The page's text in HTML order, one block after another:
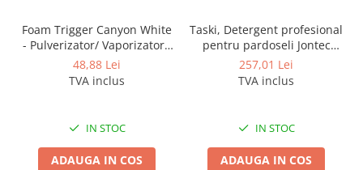
Lavete profesionale
Mopuri Profesionale
Racleta, perii pardoseala
Sisteme, ustensile spalat
Produse hoteliere
Foam Trigger Canyon White
- Pulverizator/ Vaporizator /
Declansator spuma, 5L
48,88 Lei
TVA inclus
IN STOC
ADAUGA IN COS
Taski, Detergent profesional
pentru pardoseli Jontec
Forward, 5L
257,01 Lei
TVA inclus
IN STOC
ADAUGA IN COS